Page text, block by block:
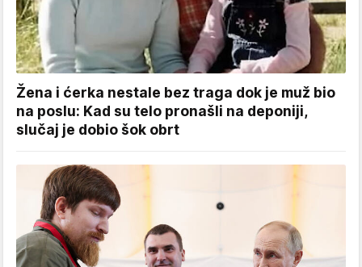
Žena i ćerka nestale bez traga dok je muž bio
na poslu: Kad su telo pronašli na deponiji,
slučaj je dobio šok obrt